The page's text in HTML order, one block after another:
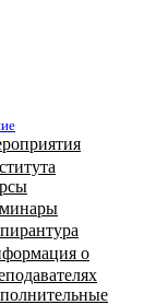
о